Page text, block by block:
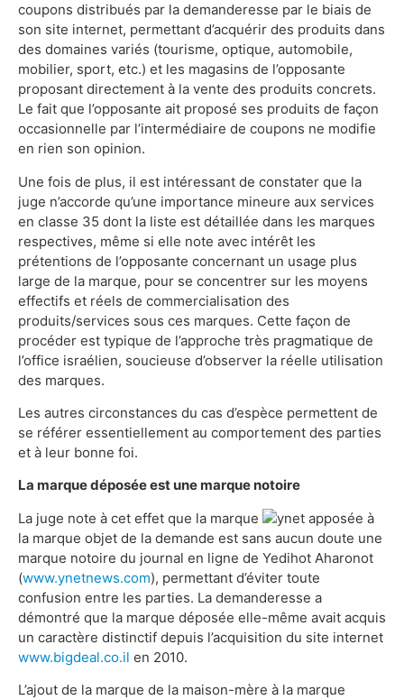
coupons distribués par la demanderesse par le biais de
son site internet, permettant d’acquérir des produits dans
des domaines variés (tourisme, optique, automobile,
mobilier, sport, etc.) et les magasins de l’opposante
proposant directement à la vente des produits concrets.
Le fait que l’opposante ait proposé ses produits de façon
occasionnelle par l’intermédiaire de coupons ne modifie
en rien son opinion.
Une fois de plus, il est intéressant de constater que la
juge n’accorde qu’une importance mineure aux services
en classe 35 dont la liste est détaillée dans les marques
respectives, même si elle note avec intérêt les
prétentions de l’opposante concernant un usage plus
large de la marque, pour se concentrer sur les moyens
effectifs et réels de commercialisation des
produits/services sous ces marques. Cette façon de
procéder est typique de l’approche très pragmatique de
l’office israélien, soucieuse d’observer la réelle utilisation
des marques.
Les autres circonstances du cas d’espèce permettent de
se référer essentiellement au comportement des parties
et à leur bonne foi.
La marque déposée est une marque notoire
La juge note à cet effet que la marque
apposée à
la marque objet de la demande est sans aucun doute une
marque notoire du journal en ligne de Yedihot Aharonot
(www.ynetnews.com), permettant d’éviter toute
confusion entre les parties. La demanderesse a
démontré que la marque déposée elle-même avait acquis
un caractère distinctif depuis l’acquisition du site internet
www.bigdeal.co.il en 2010.
L’ajout de la marque de la maison-mère à la marque